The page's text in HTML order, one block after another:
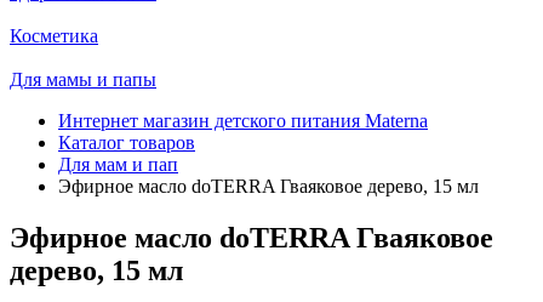
Косметика
Для мамы и папы
Интернет магазин детского питания Materna
Каталог товаров
Для мам и пап
Эфирное масло doTERRA Гваяковое дерево, 15 мл
Эфирное масло doTERRA Гваяковое
дерево, 15 мл